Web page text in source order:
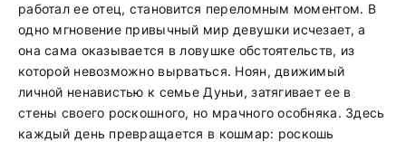
работал ее отец, становится переломным моментом. В
одно мгновение привычный мир девушки исчезает, а
она сама оказывается в ловушке обстоятельств, из
которой невозможно вырваться. Ноян, движимый
личной ненавистью к семье Дуньи, затягивает ее в
стены своего роскошного, но мрачного особняка. Здесь
каждый день превращается в кошмар: роскошь